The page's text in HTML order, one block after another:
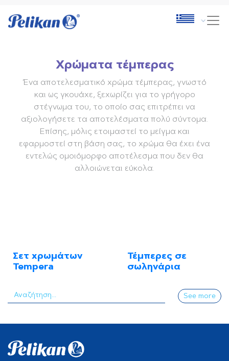
Χρώματα τέμπερας
Ένα αποτελεσματικό χρώμα τέμπερας, γνωστό
και ως γκουάχε, ξεχωρίζει για το γρήγορο
στέγνωμα του, το οποίο σας επιτρέπει να
αξιολογήσετε τα αποτελέσματα πολύ σύντομα.
Επίσης, μόλις ετοιμαστεί το μείγμα και
εφαρμοστεί στη βάση σας, το χρώμα θα έχει ένα
εντελώς ομοιόμορφο αποτέλεσμα που δεν θα
αλλοιώνεται εύκολα.
Σετ χρωμάτων
Tempera
Τέμπερες σε
σωληνάρια
See more